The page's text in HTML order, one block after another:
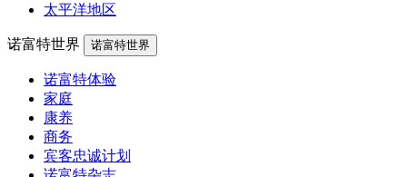
太平洋地区
诺富特世界 诺富特世界
诺富特体验
家庭
康养
商务
宾客忠诚计划